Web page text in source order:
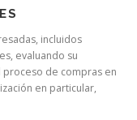
incluidos
evaluando su
de compras en
en particular,